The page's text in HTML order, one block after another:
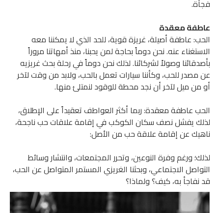
معقدة
عاطفة أصيلة، غريزة قوية، للحد الذي لا يمكننا معه
عنه. نحن دوماً بحاجة لمن يحبنا، منذ أمهاتنا مروراً
وصولاً لشركائنا. لذلك نحن دوماً في رحلة بحث غريزيه
للحب، وكأننا سيارات تعمل بالحب، ولابد من وقت لآخر
ميل لآخر أن نجد محطة للوقود لنمتلئ منها.
عاطفة معقدة: ربما أكثر العواطف تعقيداً على الإطلاق،
يفشل نصف سكان الكوكب في إقامة علاقات حب ناجحة،
عن إقامة علاقة حب من الأصل:
ورغم وفرة النوعين، وتحرر المجتمعات، وانتشار وسائط
الاجتماعي، وبحثنا الغريزي المستمر المتواصل عن الحب،
به، كيف؟ ولماذا؟